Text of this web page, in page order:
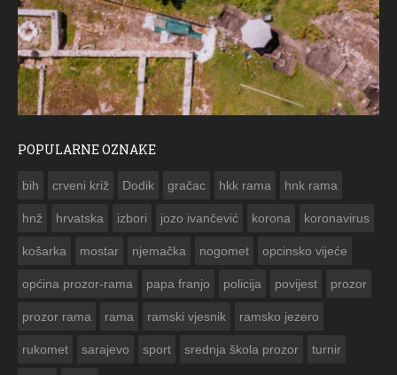
POPULARNE OZNAKE
bih crveni križ Dodik gračac hkk rama hnk rama
hnž hrvatska izbori jozo ivančević korona koronavirus
košarka mostar njemačka nogomet opcinsko vijeće
općina prozor-rama papa franjo policija povijest prozor
prozor rama rama ramski vjesnik ramsko jezero
rukomet sarajevo sport srednja škola prozor turnir